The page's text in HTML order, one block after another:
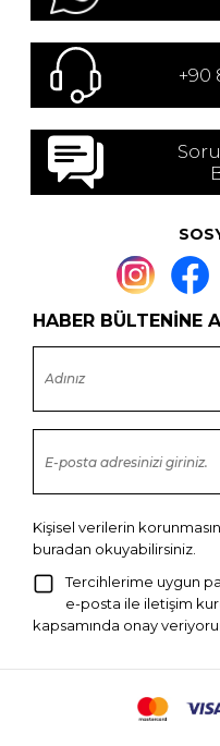
+90
HABER BÜLTENİNE
Kişisel verilerin
buradan okuyabilirsiniz.
Tercihlerime uygun
e-posta ile iletişim
kapsamında onay